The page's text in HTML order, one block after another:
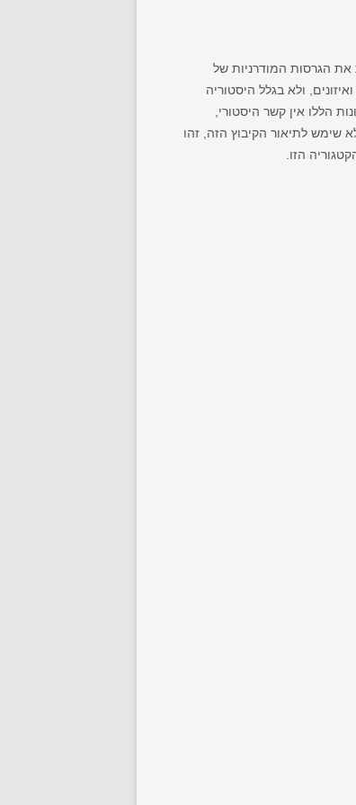
את הגרסות המודרניות של
ולא בגלל היסטוריה
הללו אין קשר היסטורי,
שימש לתיאור הקיבוץ הזה, זהו
הזו.